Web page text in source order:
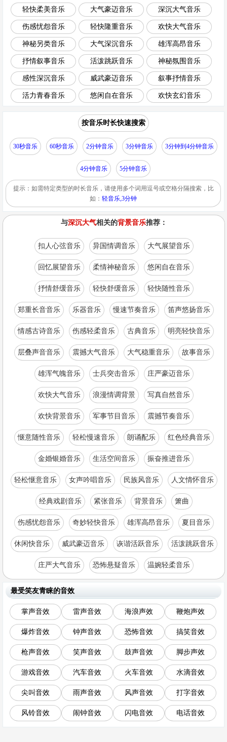
轻快柔美音乐 大气豪迈音乐 深沉大气音乐
伤感忧怨音乐 轻快隆重音乐 欢快大气音乐
神秘另类音乐 大气深沉音乐 雄浑高昂音乐
抒情叙事音乐 活泼跳跃音乐 神秘氛围音乐
感性深沉音乐 威武豪迈音乐 叙事抒情音乐
活力青春音乐 悠闲自在音乐 欢快玄幻音乐
按音乐时长快速搜索
30秒音乐 60秒音乐 2分钟音乐 3分钟音乐 3分钟到4分钟音乐
4分钟音乐 5分钟音乐
提示：如需特定类型的时长音乐，请使用多个词用逗号或空格分隔搜索，比
如：轻音乐,3分钟
与深沉大气相关的背景音乐推荐：
扣人心弦音乐 异国情调音乐 大气展望音乐
回忆展望音乐 柔情神秘音乐 悠闲自在音乐
抒情舒缓音乐 轻快舒缓音乐 轻快随性音乐
郑重长音音乐 乐器音乐 慢速节奏音乐 笛声悠扬音乐
情感古诗音乐 伤感轻柔音乐 古典音乐 明亮轻快音乐
层叠声音音乐 震撼大气音乐 大气稳重音乐 故事音乐
雄浑气魄音乐 士兵突击音乐 庄严豪迈音乐
欢快大气音乐 浪漫情调背景 写真自然音乐
欢快背景音乐 军事节目音乐 震撼节奏音乐
惬意随性音乐 轻松慢速音乐 朗诵配乐 红色经典音乐
金婚银婚音乐 生活空间音乐 振奋推进音乐
轻松惬意音乐 女声吟唱音乐 民族风音乐 人文情怀音乐
经典戏剧音乐 紧张音乐 背景音乐 箫曲
伤感忧怨音乐 奇妙轻快音乐 雄浑高昂音乐 夏目音乐
休闲快音乐 威武豪迈音乐 诙谐活跃音乐 活泼跳跃音乐
庄严大气音乐 恐怖悬疑音乐 温婉轻柔音乐
最受笑友青睐的音效
掌声音效 雷声音效 海浪声效 鞭炮声效
爆炸音效 钟声音效 恐怖音效 搞笑音效
枪声音效 笑声音效 鼓声音效 脚步声效
游戏音效 汽车音效 火车音效 水滴音效
尖叫音效 雨声音效 风声音效 打字音效
风铃音效 闹钟音效 闪电音效 电话音效